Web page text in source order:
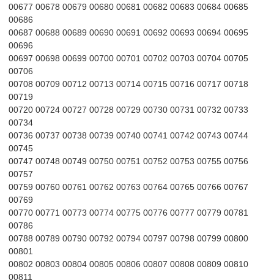
00677 00678 00679 00680 00681 00682 00683 00684 00685
00686
00687 00688 00689 00690 00691 00692 00693 00694 00695
00696
00697 00698 00699 00700 00701 00702 00703 00704 00705
00706
00708 00709 00712 00713 00714 00715 00716 00717 00718
00719
00720 00724 00727 00728 00729 00730 00731 00732 00733
00734
00736 00737 00738 00739 00740 00741 00742 00743 00744
00745
00747 00748 00749 00750 00751 00752 00753 00755 00756
00757
00759 00760 00761 00762 00763 00764 00765 00766 00767
00769
00770 00771 00773 00774 00775 00776 00777 00779 00781
00786
00788 00789 00790 00792 00794 00797 00798 00799 00800
00801
00802 00803 00804 00805 00806 00807 00808 00809 00810
00811